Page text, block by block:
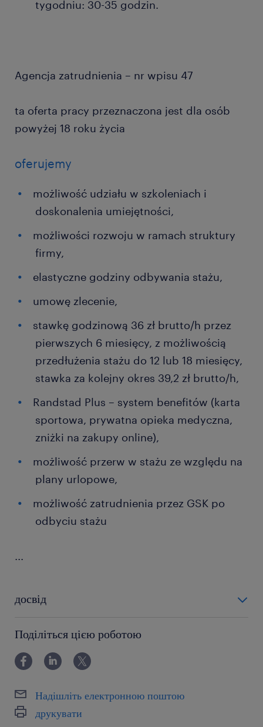
tygodniu: 30-35 godzin.
Agencja zatrudnienia – nr wpisu 47
ta oferta pracy przeznaczona jest dla osób
powyżej 18 roku życia
oferujemy
możliwość udziału w szkoleniach i
doskonalenia umiejętności,
możliwości rozwoju w ramach struktury
firmy,
elastyczne godziny odbywania stażu,
umowę zlecenie,
stawkę godzinową 36 zł brutto/h przez
pierwszych 6 miesięcy, z możliwością
przedłużenia stażu do 12 lub 18 miesięcy,
stawka za kolejny okres 39,2 zł brutto/h,
Randstad Plus – system benefitów (karta
sportowa, prywatna opieka medyczna,
zniżki na zakupy online),
możliwość przerw w stażu ze względu na
plany urlopowe,
możliwość zatrudnienia przez GSK po
odbyciu stażu
...
досвід
Поділіться цією роботою
Надішліть електронною поштою
друкувати